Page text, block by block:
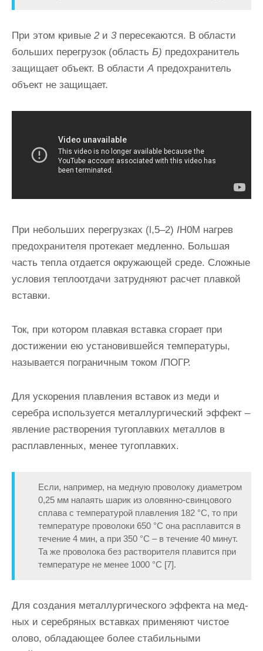
При этом кривые 2 и 3пересека­ются. В области
больших перегрузок (область Б) предо­хранитель
защищает объект. В областиА предохранитель
объект не защищает.
При небольших перегрузках (l,5–2) IH0M нагрев
предо­хранителя протекает медленно. Большая
часть тепла отда­ется окружающей среде. Сложные
условия теплоотдачи затрудняют расчет плавкой
вставки.
Ток, при котором плавкая встав­ка сгорает при
достижении ею уста­новившейся температуры,
называет­ся пограничным током IПОГР.
Для ускорения плавления вставок из меди и
серебра используется металлургический эффект –
явление растворения тугоплавких металлов в
расплавленных, менее тугоплавких.
Если, например, на медную про­волоку диаметром
0,25 мм напаять шарик из оловянно-свинцового
сплава с температурой плавления 182 °С, то при
температуре проволоки 650 °С она расплавится в
течение 4 мин, а при 350 °С – в течение 40 минут.
Та же проволока без растворителя плавится при
температуре не менее 1000 °С [7].
Для создания металлургического эффекта на мед­
ных и серебряных вставках применяют чистое
олово, обладающее более стабильными